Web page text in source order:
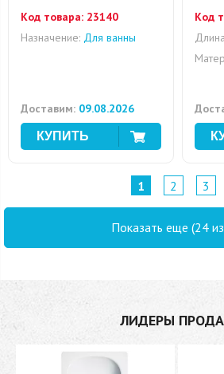
Код товара: 23140
Назначение: Для ванны
Доставим: 09.08.2026
Код
1 2 3
Показать еще (24
ЛИДЕРЫ